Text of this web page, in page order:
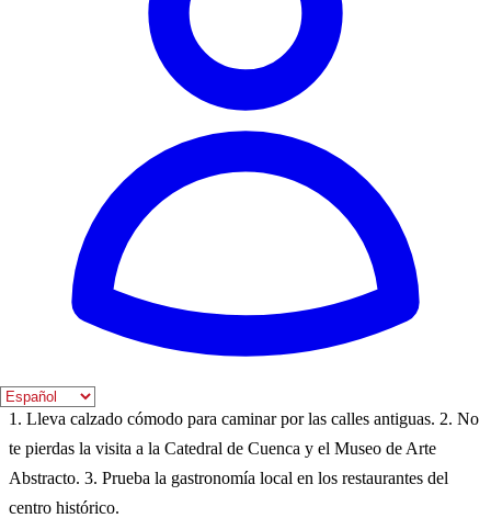
La mejor época para visitar Cuenca es durante la primavera y el
verano, cuando el clima es agradable y se celebran diversas
festividades. Además, podrás disfrutar de las vistas al aire libre y
explorar los alrededores.
Dónde vivirlo
Cuenca, España, es un destino ideal para experimentar la cultura
medieval. Pasear por sus calles empedradas y admirar la arquitectura
de sus casas colgadas te transportará a otra época.
1. Lleva calzado cómodo para caminar por las calles antiguas. 2. No
te pierdas la visita a la Catedral de Cuenca y el Museo de Arte
Abstracto. 3. Prueba la gastronomía local en los restaurantes del
centro histórico.